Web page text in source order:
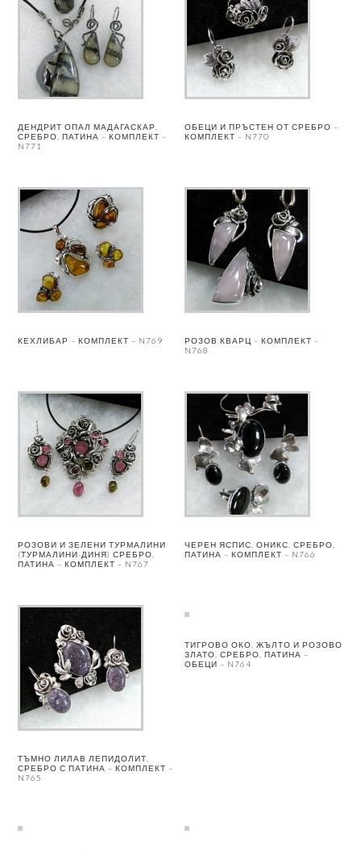
ДЕНДРИТ ОПАЛ МАДАГАСКАР,
СРЕБРО, ПАТИНА – КОМПЛЕКТ –
N771
ОБЕЦИ И ПРЪСТЕН ОТ СРЕБРО –
КОМПЛЕКТ – N770
КЕХЛИБАР – КОМПЛЕКТ – N769
РОЗОВ КВАРЦ – КОМПЛЕКТ –
N768
РОЗОВИ И ЗЕЛЕНИ ТУРМАЛИНИ
(ТУРМАЛИНИ-ДИНЯ) СРЕБРО,
ПАТИНА – КОМПЛЕКТ – N767
ЧЕРЕН ЯСПИС, ОНИКС, СРЕБРО,
ПАТИНА – КОМПЛЕКТ – N766
ТЪМНО ЛИЛАВ ЛЕПИДОЛИТ,
СРЕБРО С ПАТИНА – КОМПЛЕКТ –
N765
ТИГРОВО ОКО, ЖЪЛТО И РОЗОВО
ЗЛАТО, СРЕБРО, ПАТИНА –
ОБЕЦИ – N764